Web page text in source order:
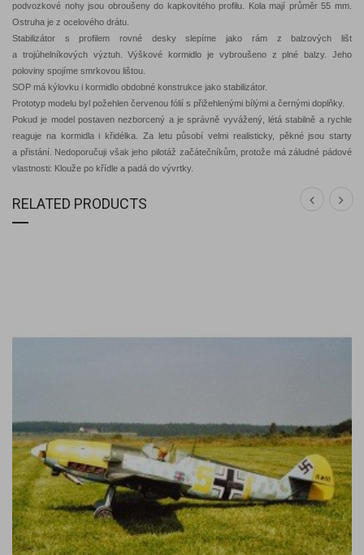
podvozkové nohy jsou obroušeny do kapkovitého profilu. Kola mají průměr 55 mm.
Ostruha je z ocelového drátu.
Stabilizátor s profilem rovné desky slepíme jako rám z balzových lišt
a trojúhelníkových výztuh. Výškové kormidlo je vybroušeno z plné balzy. Jeho
poloviny spojíme smrkovou lištou.
SOP má kýlovku i kormidlo obdobné konstrukce jako stabilizátor.
Prototyp modelu byl požehlen červenou fólií s přižehlenými bílými a černými doplňky.
Pokud je model postaven nezborcený a je správně vyvážený, létá stabilně a rychle
reaguje na kormidla i křidélka. Za letu působí velmi realisticky, pěkné jsou starty
a přistání. Nedoporučuji však jeho pilotáž začátečníkům, protože má záludné pádové
vlastnosti: Klouže po křídle a padá do vývrtky.
RELATED PRODUCTS
DETAIL